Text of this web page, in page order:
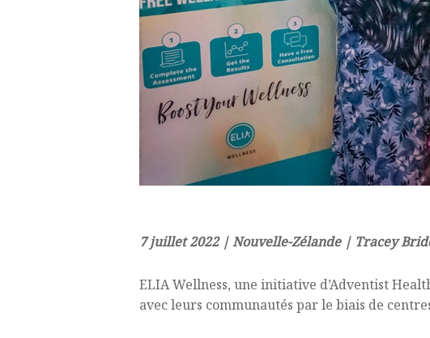
7 juillet 2022 | Nouvelle-Zélande | Tracey
ELIA Wellness, une initiative d’Adventist
avec leurs communautés par le biais de